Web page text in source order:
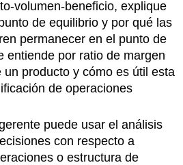
volumen-beneficio, explique
de equilibrio y por qué las
permanecer en el punto de
entiende por ratio de margen
un producto y cómo es útil esta
de operaciones
puede usar el análisis
con respecto a
o estructura de